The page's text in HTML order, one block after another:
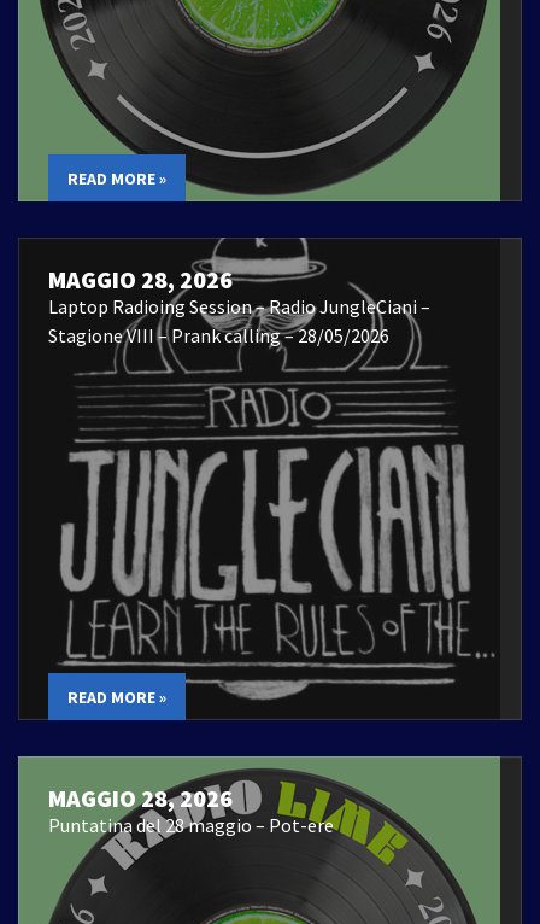
READ MORE »
MAGGIO 28, 2026
Laptop Radioing Session – Radio JungleCiani –
Stagione VIII – Prank calling – 28/05/2026
READ MORE »
MAGGIO 28, 2026
Puntatina del 28 maggio – Pot-ere